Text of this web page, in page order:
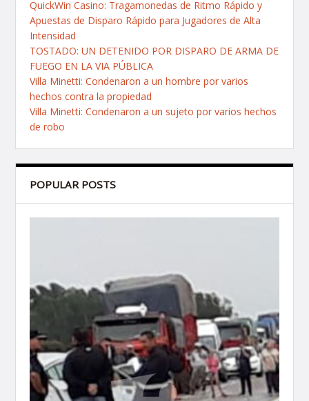
QuickWin Casino: Tragamonedas de Ritmo Rápido y
Apuestas de Disparo Rápido para Jugadores de Alta
Intensidad
TOSTADO: UN DETENIDO POR DISPARO DE ARMA DE
FUEGO EN LA VIA PÚBLICA
Villa Minetti: Condenaron a un hombre por varios
hechos contra la propiedad
Villa Minetti: Condenaron a un sujeto por varios hechos
de robo
POPULAR POSTS